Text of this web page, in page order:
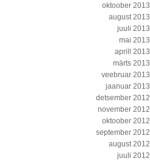
oktoober 2013
august 2013
juuli 2013
mai 2013
aprill 2013
märts 2013
veebruar 2013
jaanuar 2013
detsember 2012
november 2012
oktoober 2012
september 2012
august 2012
juuli 2012